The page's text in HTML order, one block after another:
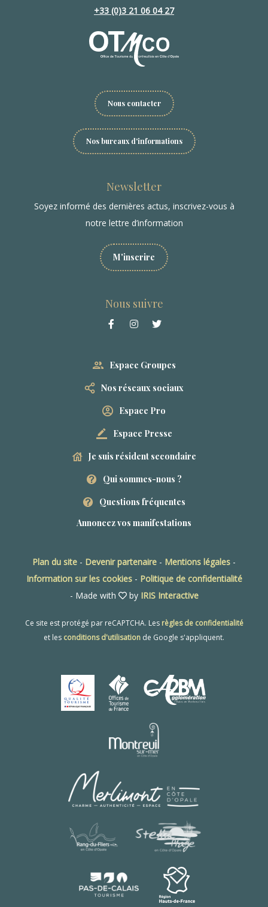
+33 (0)3 21 06 04 27
Nous contacter
Nos bureaux d'informations
Newsletter
Soyez informé des dernières actus, inscrivez-vous à
notre lettre d’information
M'inscrire
Nous suivre
Espace Groupes
Nos réseaux sociaux
Espace Pro
Espace Presse
Je suis résident secondaire
Qui sommes-nous ?
Questions fréquentes
Annoncez vos manifestations
Plan du site - Devenir partenaire - Mentions légales -
Information sur les cookies- Politique de confidentialité
- Made with
by IRIS Interactive
Ce site est protégé par reCAPTCHA. Les règles de confidentialité
et les conditions d'utilisation de Google s'appliquent.